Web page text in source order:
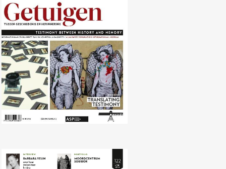
Nr. 123 (10/2016) Translating
Memory